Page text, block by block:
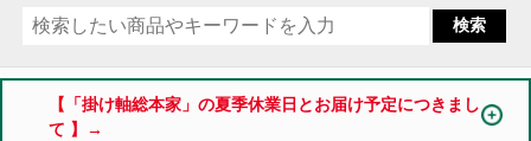
【「掛け軸総本家」の夏季休業日とお届け予定につきまし
て 】→